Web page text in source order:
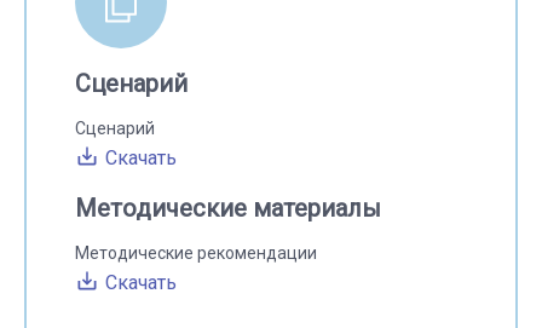
Сценарий
Сценарий
Скачать
Методические материалы
Методические рекомендации
Скачать